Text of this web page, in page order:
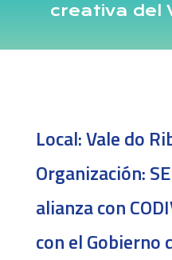
creativa del
Local:Vale do
Organización:
alianza con
con el Gobierno